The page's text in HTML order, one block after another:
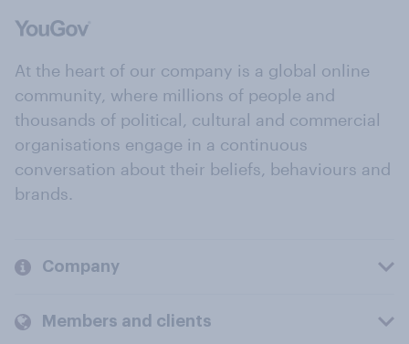
At the heart of our company is a global online
community, where millions of people and
thousands of political, cultural and commercial
organisations engage in a continuous
conversation about their beliefs, behaviours and
brands.
Company
Members and clients